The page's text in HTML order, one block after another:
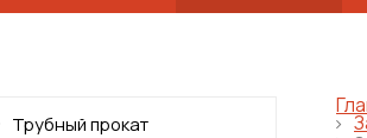
Трубный прокат